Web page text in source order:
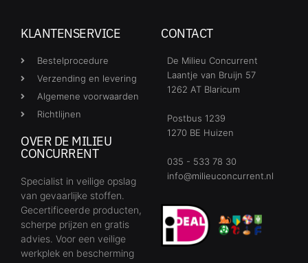
KLANTENSERVICE
Bestelprocedure
Verzending en levering
Algemene voorwaarden
Richtlijnen
OVER DE MILIEU
CONCURRENT
Specialist in veilige opslag
van gevaarlijke stoffen.
Gecertificeerde producten,
scherpe prijzen en gratis
advies. Voor een veilige
werkplek en bescherming
CONTACT
De Milieu Concurrent
Laantje van Bruijn 57
1262 AT Blaricum
Postbus 1239
1270 BE Huizen
035 - 533 78 30
info@milieuconcurrent.nl